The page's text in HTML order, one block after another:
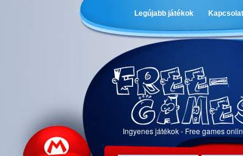
Legújabb játékok Kapcsolat
Ingyenes játékok - Free games